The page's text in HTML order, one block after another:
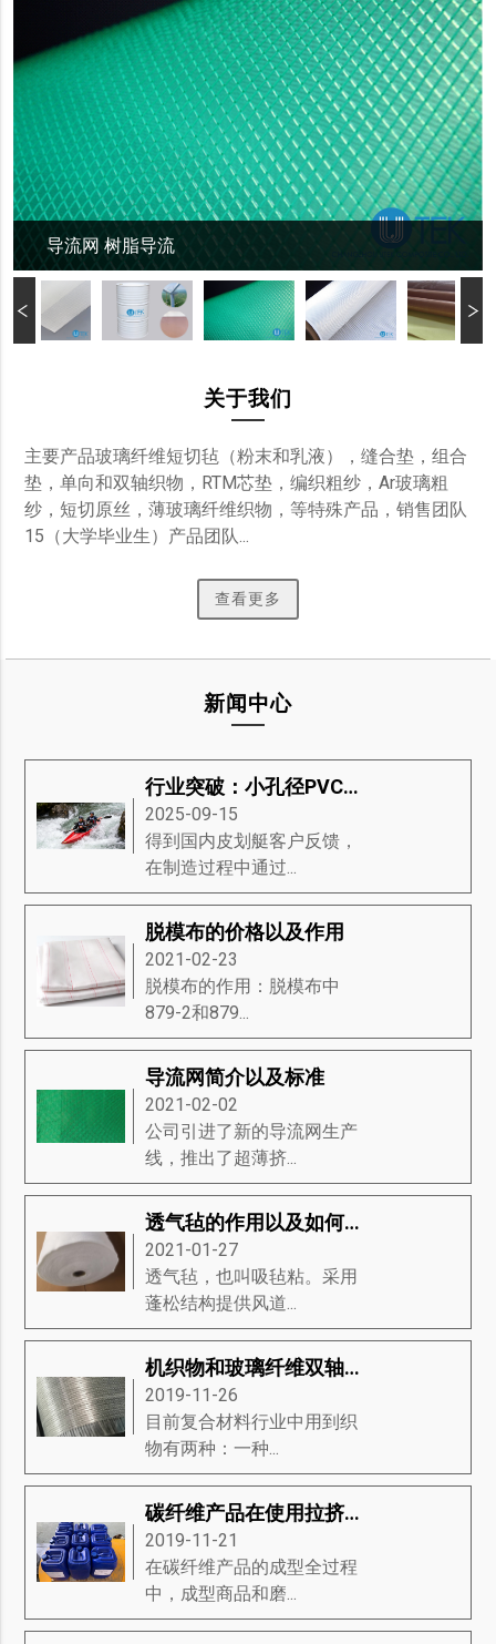
导流网 树脂导流
关于我们
主要产品玻璃纤维短切毡（粉末和乳液），缝合垫，组合
垫，单向和双轴织物，RTM芯垫，编织粗纱，Ar玻璃粗
纱，短切原丝，薄玻璃纤维织物，等特殊产品，销售团队
15（大学毕业生）产品团队...
查看更多
新闻中心
行业突破：小孔径PVC泡沫材料重塑皮划艇制造工艺
2025-09-15
得到国内皮划艇客户反馈，
在制造过程中通过...
脱模布的价格以及作用
2021-02-23
脱模布的作用：脱模布中
879-2和879...
导流网简介以及标准
2021-02-02
公司引进了新的导流网生产
线，推出了超薄挤...
透气毡的作用以及如何判断它的好坏
2021-01-27
透气毡，也叫吸毡粘。采用
蓬松结构提供风道...
机织物和玻璃纤维双轴向缝编织物之间的区别
2019-11-26
​目前复合材料行业中用到织
物有两种：一种...
碳纤维产品在使用拉挤内脱模剂时的注意事项
2019-11-21
在碳纤维产品的成型全过程
中，成型商品和磨...